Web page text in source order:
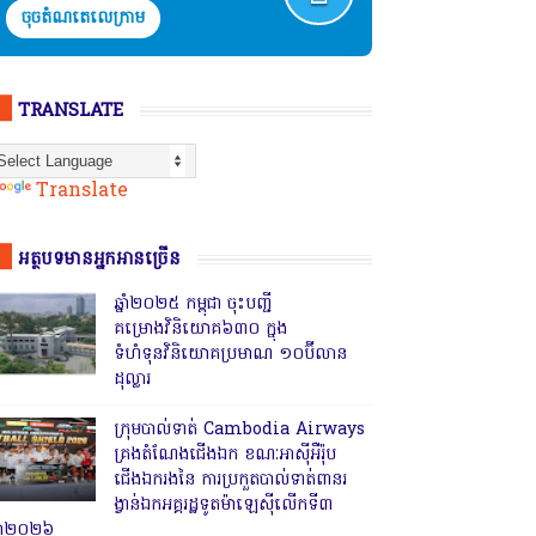
ចុចតំណតេលេក្រាម
TRANSLATE
Translate
អត្ថបទមានអ្នកអានច្រើន
ឆ្នាំ២០២៥ កម្ពុជា ចុះបញ្ជី
គម្រោងវិនិយោគ៦៣០ ក្នុង
ទំហំទុនវិនិយោគប្រមាណ ១០ប៊ីលាន
ដុល្លារ
ក្រុមបាល់ទាត់ Cambodia Airways
គ្រងតំណែងជើងឯក ខណៈអាស៊ីអឺរ៉ុប
ជើងឯករងនៃ ការប្រកួតបាល់ទាត់ពានរ
ង្វាន់ឯកអគ្គរដ្ឋទូតម៉ាឡេស៊ីលើកទី៣
ាំ២០២៦